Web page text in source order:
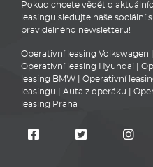
Pokud chcete vědět o
leasingu sledujte naše sociální
pravidelného newsletteru!
Operativní leasing Volkswagen
Operativní leasing Hyundai
leasing BMW
Operativní
leasingu
Auta z operáku
leasing Praha